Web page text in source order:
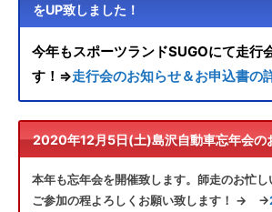
をUP致しました！
今年もスポーツランドSUGOにて走行
す！⇒走行会のお知らせ＆お申込書の
2020年12月5日(土)島沢自動車忘年会
本年も忘年会を開催致します。師走のお忙し
ご参加の程よろしくお願い致します！ → →